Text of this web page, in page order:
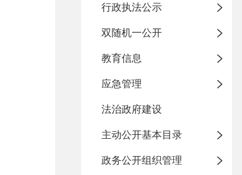
行政执法公示
双随机一公开
教育信息
应急管理
法治政府建设
主动公开基本目录
政务公开组织管理